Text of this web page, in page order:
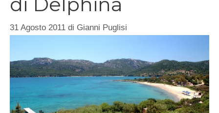
31 Agosto 2011 di Gianni Puglisi